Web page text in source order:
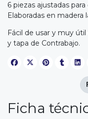
6 piezas ajustadas
Elaboradas en madera
Fácil de usar y muy
y tapa de Contrabajo.
Ficha